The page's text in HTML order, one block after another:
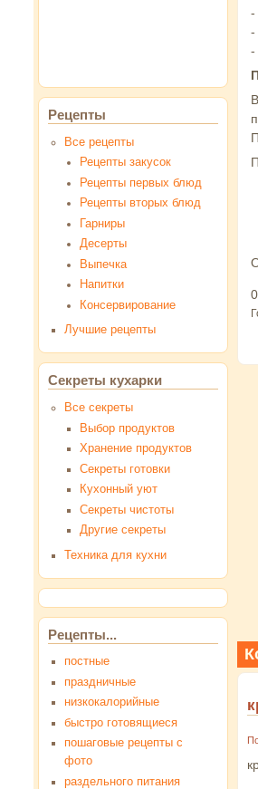
-
-
-
0
Рецепты
Все рецепты
Рецепты закусок
Рецепты первых блюд
Рецепты вторых блюд
Гарниры
Десерты
Выпечка
Напитки
Консервирование
Лучшие рецепты
Секреты кухарки
Все секреты
Выбор продуктов
Хранение продуктов
Секреты готовки
Кухонный уют
Секреты чистоты
Другие секреты
Техника для кухни
Рецепты...
постные
праздничные
низкокалорийные
быстро готовящиеся
пошаговые рецепты с
фото
раздельного питания